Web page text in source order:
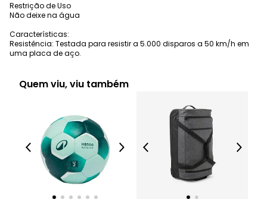
Restrição de Uso
Não deixe na água
Características:
Resistência: Testada para resistir a 5.000 disparos a 50 km/h em
uma placa de aço.
Quem viu, viu também